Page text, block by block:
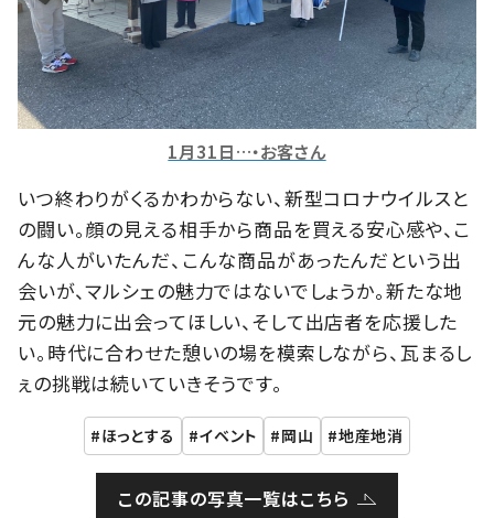
1月31日…・お客さん
いつ終わりがくるかわからない、新型コロナウイルスと
の闘い。顔の見える相手から商品を買える安心感や、こ
んな人がいたんだ、こんな商品があったんだという出
会いが、マルシェの魅力ではないでしょうか。新たな地
元の魅力に出会ってほしい、そして出店者を応援した
い。時代に合わせた憩いの場を模索しながら、瓦まるし
ぇの挑戦は続いていきそうです。
ほっとする イベント 岡山 地産地消
この記事の写真一覧はこちら